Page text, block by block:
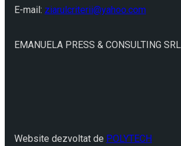
E-mail: ziarulcriterii@yahoo.com
EMANUELA PRESS & CONSULTING SRL
Website dezvoltat de POLYTECH